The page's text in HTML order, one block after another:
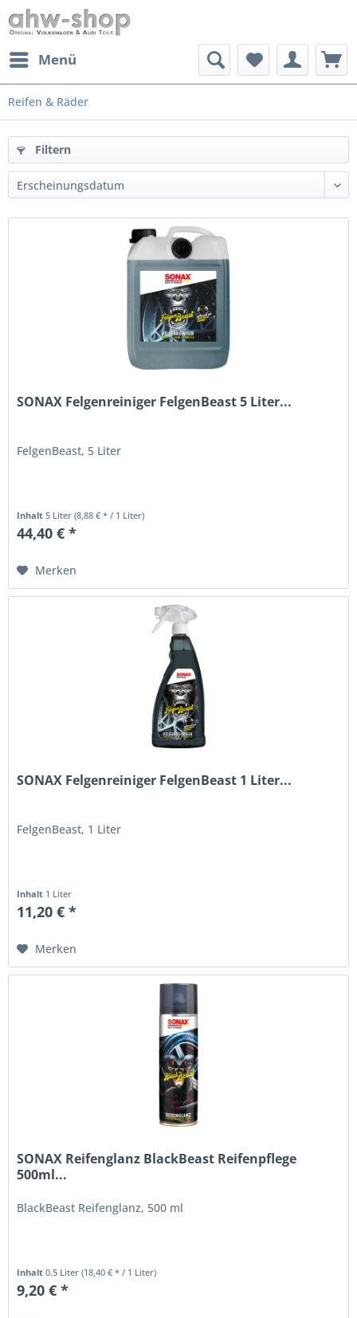
Menü
Reifen & Räder
Filtern
SONAX Felgenreiniger FelgenBeast 5 Liter...
FelgenBeast, 5 Liter
Inhalt5 Liter(8,88 € * / 1 Liter)
44,40 € *
Merken
SONAX Felgenreiniger FelgenBeast 1 Liter...
FelgenBeast, 1 Liter
Inhalt 1 Liter
11,20 € *
Merken
SONAX Reifenglanz BlackBeast Reifenpflege
500ml...
BlackBeast Reifenglanz, 500 ml
Inhalt0.5 Liter(18,40 € * / 1 Liter)
9,20 € *